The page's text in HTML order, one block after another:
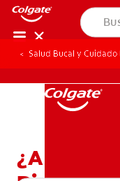
Salud Bucal y
¿A Qué